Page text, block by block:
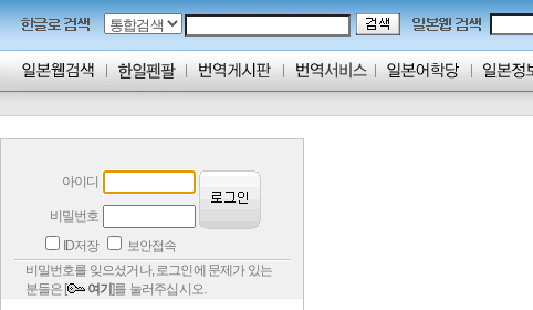
아이디
비밀번호
ID저장
보안접속
비밀번호를 잊으셨거나, 로그인에 문제가 있는
분들은 [
여기]를 눌러주십시오.